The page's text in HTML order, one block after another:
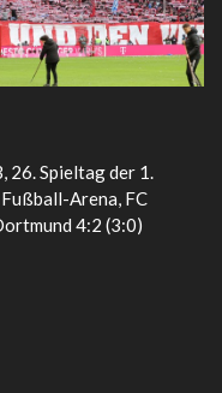
26. Spieltag der 1.
Arena, FC
4:2 (3:0)